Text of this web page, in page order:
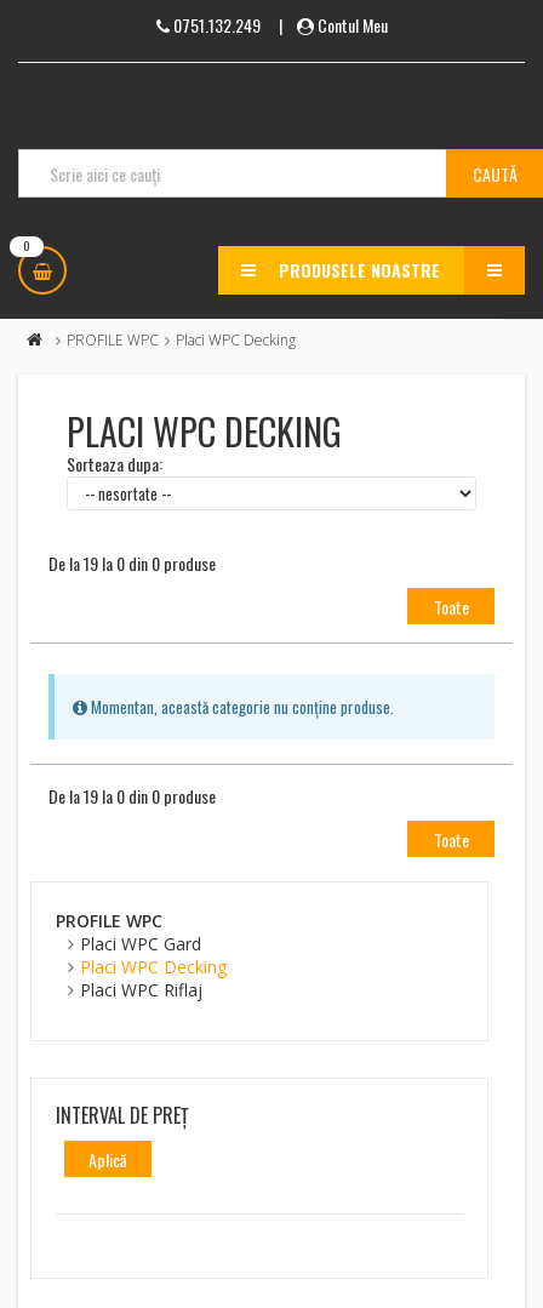
0751.132.249| Contul Meu
0
PRODUSELE NOASTRE MENU
PROFILE WPC Placi WPC Decking
PLACI WPC DECKING
Sorteaza dupa:
De la 19 la 0 din 0 produse
Toate
Momentan, această categorie nu conține produse.
De la 19 la 0 din 0 produse
Toate
PROFILE WPC
Placi WPC Gard
Placi WPC Decking
Placi WPC Riflaj
INTERVAL DE PREȚ
Aplică